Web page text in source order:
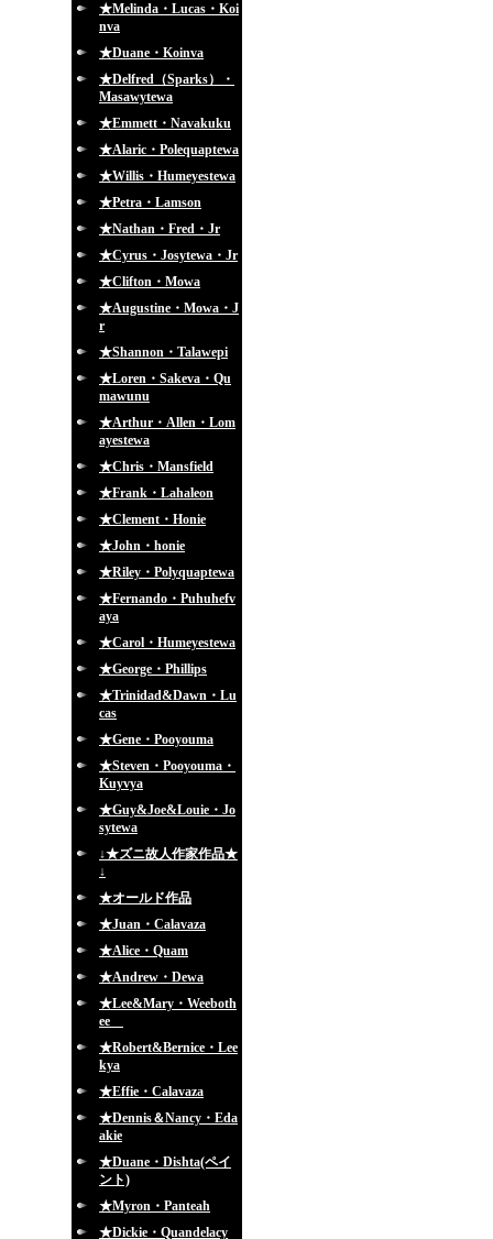
★Melinda・Lucas・Koi
nva
★Duane・Koinva
★Delfred（Sparks）・
Masawytewa
★Emmett・Navakuku
★Alaric・Polequaptewa
★Willis・Humeyestewa
★Petra・Lamson
★Nathan・Fred・Jr
★Cyrus・Josytewa・Jr
★Clifton・Mowa
★Augustine・Mowa・J
r
★Shannon・Talawepi
★Loren・Sakeva・Qu
mawunu
★Arthur・Allen・Lom
ayestewa
★Chris・Mansfield
★Frank・Lahaleon
★Clement・Honie
★John・honie
★Riley・Polyquaptewa
★Fernando・Puhuhefv
aya
★Carol・Humeyestewa
★George・Phillips
★Trinidad&Dawn・Lu
cas
★Gene・Pooyouma
★Steven・Pooyouma・
Kuyvya
★Guy&Joe&Louie・Jo
sytewa
↓★ズニ故人作家作品★
↓
★オールド作品
★Juan・Calavaza
★Alice・Quam
★Andrew・Dewa
★Lee&Mary・Weeboth
ee
★Robert&Bernice・Lee
kya
★Effie・Calavaza
★Dennis＆Nancy・Eda
akie
★Duane・Dishta(ペイ
ント)
★Myron・Panteah
★Dickie・Quandelacy